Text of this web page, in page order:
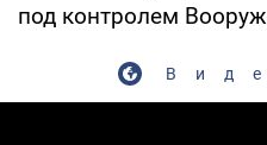
под контролем